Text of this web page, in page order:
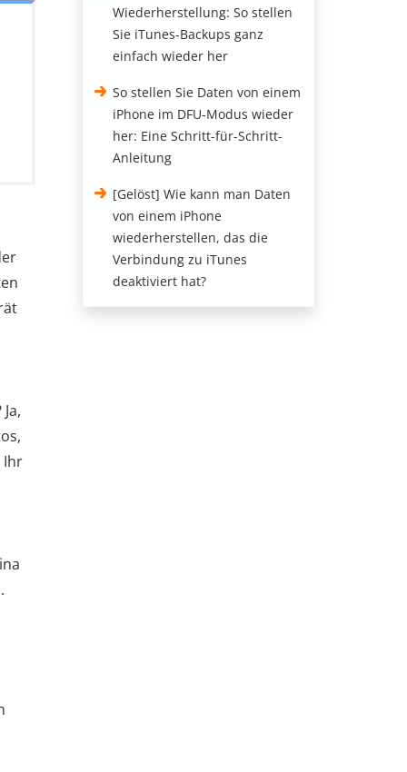
Ja,
Ihr
Wiederherstellung: So stellen
Sie iTunes-Backups ganz
einfach wieder her
So stellen Sie Daten von einem
iPhone im DFU-Modus wieder
her: Eine Schritt-für-Schritt-
Anleitung
[Gelöst] Wie kann man Daten
von einem iPhone
wiederherstellen, das die
Verbindung zu iTunes
deaktiviert hat?